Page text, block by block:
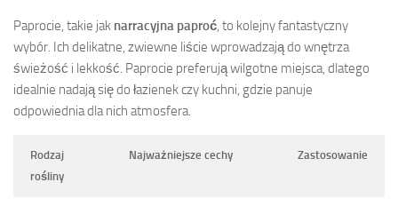
Paprocie, takie jak narracyjna paproć, to kolejny fantastyczny
wybór. Ich delikatne, zwiewne liście wprowadzają do wnętrza
świeżość i lekkość. Paprocie preferują wilgotne miejsca, dlatego
idealnie nadają się do łazienek czy kuchni, gdzie panuje
odpowiednia dla nich atmosfera.
Rodzaj
rośliny
Najważniejsze cechy Zastosowanie